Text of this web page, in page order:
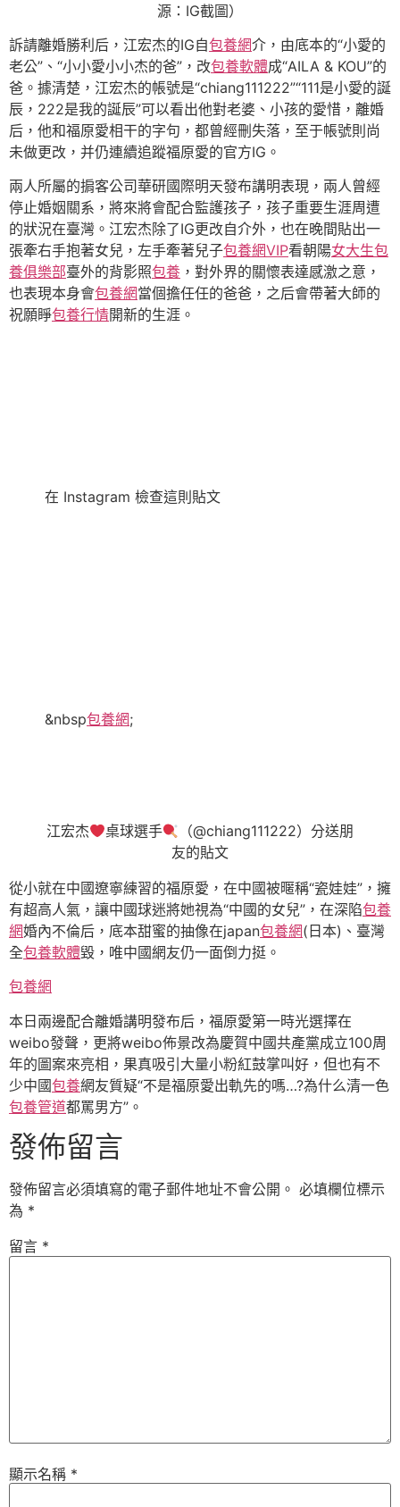
源：IG截圖）
訴請離婚勝利后，江宏杰的IG自包養網介，由底本的“小愛的
老公”、“小小愛小小杰的爸”，改包養軟體成“AILA & KOU”的
爸。據清楚，江宏杰的帳號是“chiang111222”“111是小愛的誕
辰，222是我的誕辰”可以看出他對老婆、小孩的愛惜，離婚
后，他和福原愛相干的字句，都曾經刪失落，至于帳號則尚
未做更改，并仍連續追蹤福原愛的官方IG。
兩人所屬的掮客公司華研國際明天發布講明表現，兩人曾經
停止婚姻關系，將來將會配合監護孩子，孩子重要生涯周遭
的狀況在臺灣。江宏杰除了IG更改自介外，也在晚間貼出一
張牽右手抱著女兒，左手牽著兒子包養網VIP看朝陽女大生包
養俱樂部臺外的背影照包養 ，對外界的關懷表達感激之意，
也表現本身會包養網當個擔任任的爸爸，之后會帶著大師的
祝願睜包養行情開新的生涯。
在 Instagram 檢查這則貼文
&nbsp包養網;
江宏杰 桌球選手
（@chiang111222）分送朋
友的貼文
從小就在中國遼寧練習的福原愛，在中國被暱稱“瓷娃娃”，擁
有超高人氣，讓中國球迷將她視為“中國的女兒”，在深陷包養
網婚內不倫后，底本甜蜜的抽像在japan包養網(日本)、臺灣
全包養軟體毀，唯中國網友仍一面倒力挺。
包養網
本日兩邊配合離婚講明發布后，福原愛第一時光選擇在
weibo發聲，更將weibo佈景改為慶賀中國共產黨成立100周
年的圖案來亮相，果真吸引大量小粉紅鼓掌叫好，但也有不
少中國包養網友質疑“不是福原愛出軌先的嗎…?為什么清一色
包養管道都罵男方”。
發佈留言
發佈留言必須填寫的電子郵件地址不會公開。 必填欄位標示
為 *
留言 *
顯示名稱 *